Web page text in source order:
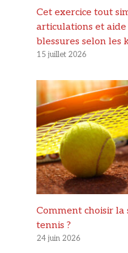
Cet exercice tout
articulations et
blessures selon les
15 juillet 2026
Comment choisir la
tennis ?
24 juin 2026